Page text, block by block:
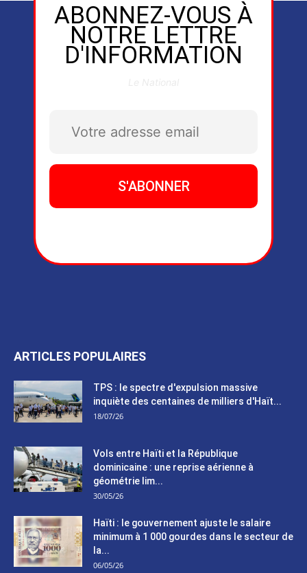
ABONNEZ-VOUS À
NOTRE LETTRE
D'INFORMATION
ARTICLES POPULAIRES
TPS : le spectre d'expulsion massive
inquiète des centaines de milliers d'Haït...
18/07/26
Vols entre Haïti et la République
dominicaine : une reprise aérienne à
géométrie lim...
30/05/26
Haïti : le gouvernement ajuste le salaire
minimum à 1 000 gourdes dans le secteur de
la...
06/05/26